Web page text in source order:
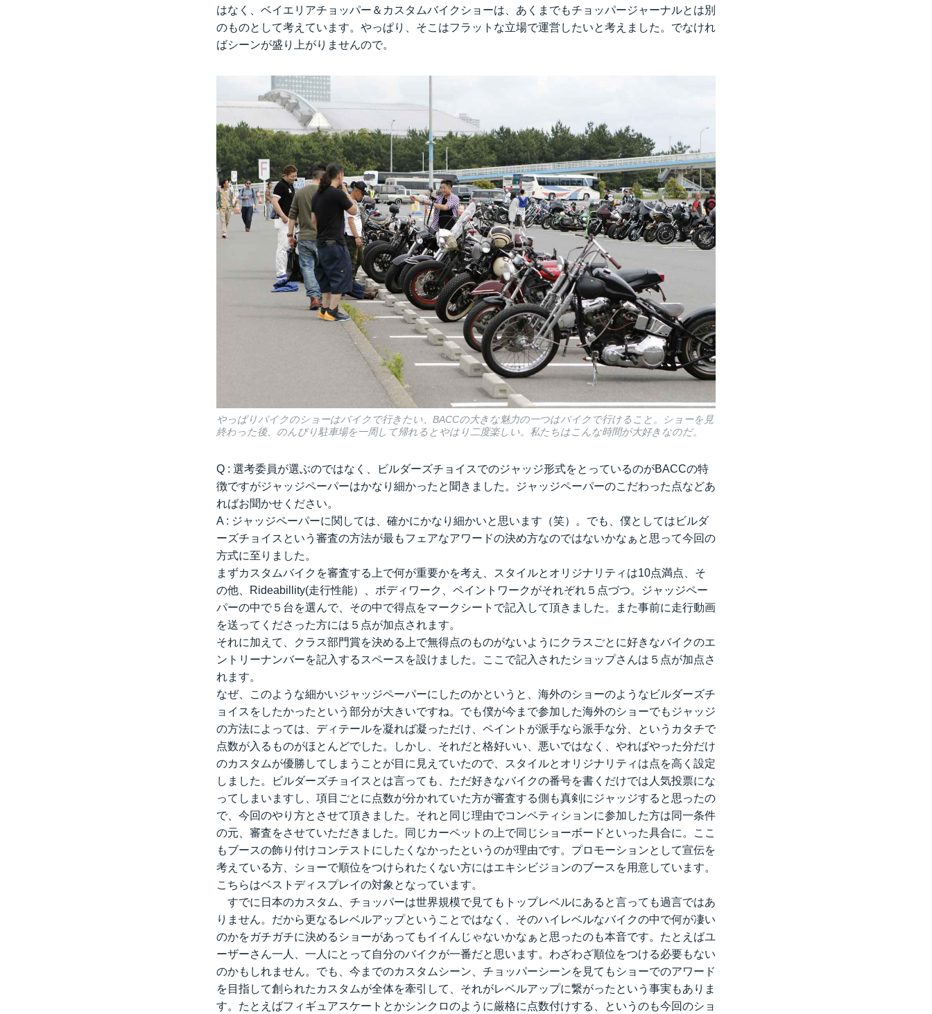
はなく、ベイエリアチョッパー＆カスタムバイクショーは、あくまでもチョッパージャーナルとは別
のものとして考えています。やっぱり、そこはフラットな立場で運営したいと考えました。でなけれ
ばシーンが盛り上がりませんので。
やっぱりバイクのショーはバイクで行きたい、BACCの大きな魅力の一つはバイクで行けること。ショーを見
終わった後、のんびり駐車場を一周して帰れるとやはり二度楽しい。私たちはこんな時間が大好きなのだ。
Q : 選考委員が選ぶのではなく、ビルダーズチョイスでのジャッジ形式をとっているのがBACCの特
徴ですがジャッジペーパーはかなり細かったと聞きました。ジャッジペーパーのこだわった点などあ
ればお聞かせください。
A : ジャッジペーパーに関しては、確かにかなり細かいと思います（笑）。でも、僕としてはビルダ
ーズチョイスという審査の方法が最もフェアなアワードの決め方なのではないかなぁと思って今回の
方式に至りました。
まずカスタムバイクを審査する上で何が重要かを考え、スタイルとオリジナリティは10点満点、そ
の他、Rideabillity(走行性能）、ボディワーク、ペイントワークがそれぞれ５点づつ。ジャッジペー
パーの中で５台を選んで、その中で得点をマークシートで記入して頂きました。また事前に走行動画
を送ってくださった方には５点が加点されます。
それに加えて、クラス部門賞を決める上で無得点のものがないようにクラスごとに好きなバイクのエ
ントリーナンバーを記入するスペースを設けました。ここで記入されたショップさんは５点が加点さ
れます。
なぜ、このような細かいジャッジペーパーにしたのかというと、海外のショーのようなビルダーズチ
ョイスをしたかったという部分が大きいですね。でも僕が今まで参加した海外のショーでもジャッジ
の方法によっては、ディテールを凝れば凝っただけ、ペイントが派手なら派手な分、というカタチで
点数が入るものがほとんどでした。しかし、それだと格好いい、悪いではなく、やればやった分だけ
のカスタムが優勝してしまうことが目に見えていたので、スタイルとオリジナリティは点を高く設定
しました。ビルダーズチョイスとは言っても、ただ好きなバイクの番号を書くだけでは人気投票にな
ってしまいますし、項目ごとに点数が分かれていた方が審査する側も真剣にジャッジすると思ったの
で、今回のやり方とさせて頂きました。それと同じ理由でコンペティションに参加した方は同一条件
の元、審査をさせていただきました。同じカーペットの上で同じショーボードといった具合に。ここ
もブースの飾り付けコンテストにしたくなかったというのが理由です。プロモーションとして宣伝を
考えている方、ショーで順位をつけられたくない方にはエキシビジョンのブースを用意しています。
こちらはベストディスプレイの対象となっています。
すでに日本のカスタム、チョッパーは世界規模で見てもトップレベルにあると言っても過言ではあ
りません。だから更なるレベルアップということではなく、そのハイレベルなバイクの中で何が凄い
のかをガチガチに決めるショーがあってもイイんじゃないかなぁと思ったのも本音です。たとえばユ
ーザーさん一人、一人にとって自分のバイクが一番だと思います。わざわざ順位をつける必要もない
のかもしれません。でも、今までのカスタムシーン、チョッパーシーンを見てもショーでのアワード
を目指して創られたカスタムが全体を牽引して、それがレベルアップに繋がったという事実もありま
す。たとえばフィギュアスケートとかシンクロのように厳格に点数付けする、というのも今回のショ